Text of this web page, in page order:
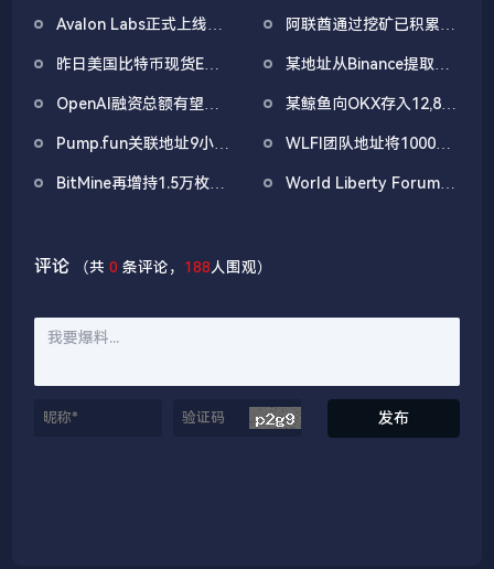
Avalon Labs正式上线
阿联酋通过挖矿已积累
昨日美国比特币现货ETF
坊ETF净流出4180万美元
某地址从Binance提取
722万美元
OpenAI融资总额有望突
某鲸鱼向OKX存入12,840
Pump.fun关联地址9小时
PUMP
WLFI团队地址将1000万
BitMine再增持1.5万枚
World Liberty Forum开
评论 （共0 条评论， 188人围观）
发布